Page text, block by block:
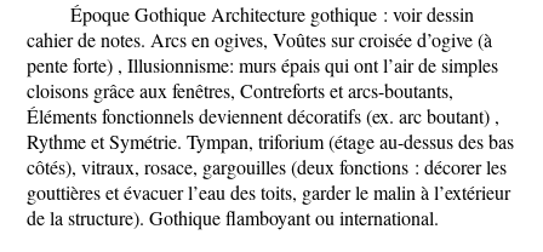
Époque Gothique Architecture gothique : voir dessin
cahier de notes. Arcs en ogives, Voûtes sur croisée d’ogive (à
pente forte) , Illusionnisme: murs épais qui ont l’air de simples
cloisons grâce aux fenêtres, Contreforts et arcs-boutants,
Éléments fonctionnels deviennent décoratifs (ex. arc boutant) ,
Rythme et Symétrie. Tympan, triforium (étage au-dessus des bas
côtés), vitraux, rosace, gargouilles (deux fonctions : décorer les
gouttières et évacuer l’eau des toits, garder le malin à l’extérieur
de la structure). Gothique flamboyant ou international.